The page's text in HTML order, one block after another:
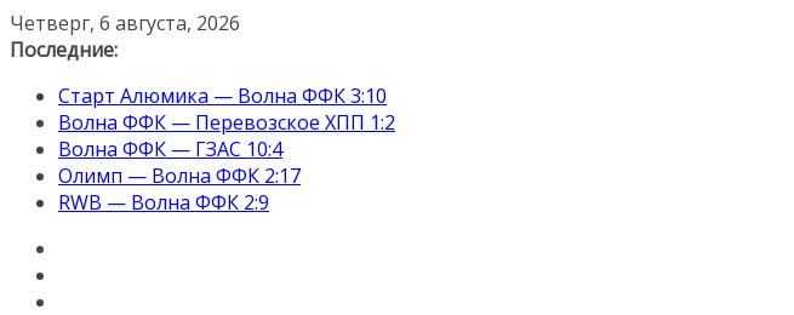
Перейти
к
Четверг, 6 августа, 2026
Последние:
Старт Алюмика — Волна ФФК 3:10
Волна ФФК — Перевозское ХПП 1:2
Волна ФФК — ГЗАС 10:4
Олимп — Волна ФФК 2:17
RWB — Волна ФФК 2:9